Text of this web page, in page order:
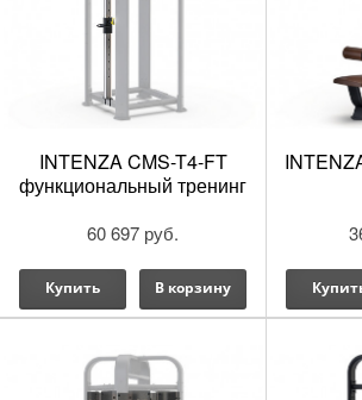
INTENZA CMS-T4-FT
функциональный тренинг
60 697 руб.
Купить В корзину